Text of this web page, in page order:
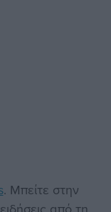
. Μπείτε στην